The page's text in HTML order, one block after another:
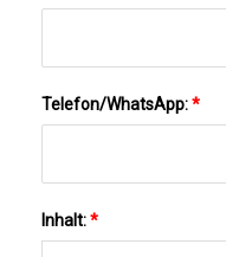
Telefon/WhatsApp:*
Inhalt:*